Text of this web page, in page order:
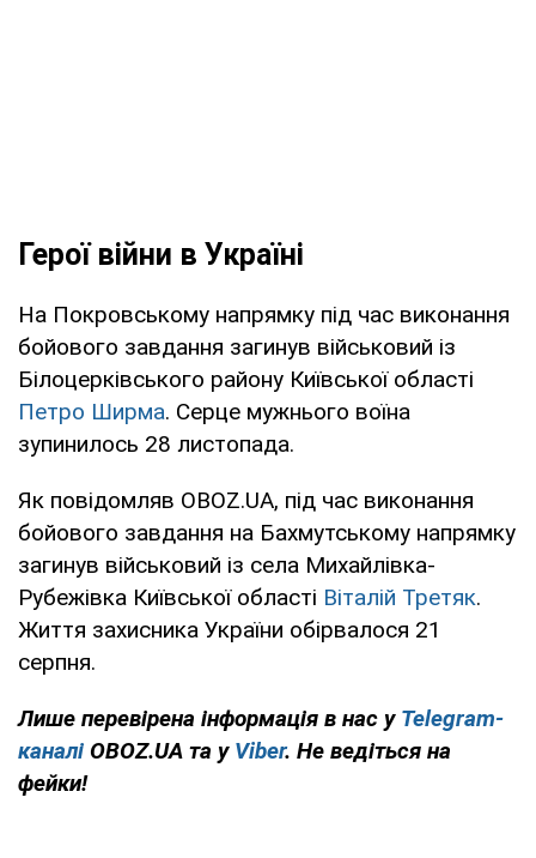
Герої війни в Україні
На Покровському напрямку під час виконання
бойового завдання загинув військовий із
Білоцерківського району Київської області
Петро Ширма. Серце мужнього воїна
зупинилось 28 листопада.
Як повідомляв OBOZ.UA, під час виконання
бойового завдання на Бахмутському напрямку
загинув військовий із села Михайлівка-
Рубежівка Київської області Віталій Третяк.
Життя захисника України обірвалося 21
серпня.
Лише перевірена інформація в нас у Telegram-
каналі OBOZ.UA та у Viber. Не ведіться на
фейки!